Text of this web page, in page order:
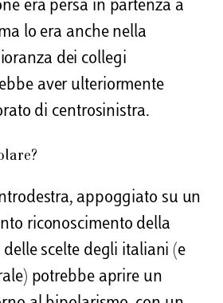
era persa in partenza a
lo era anche nella
dei collegi
aver ulteriormente
di centrosinistra.
appoggiato su un
riconoscimento della
scelte degli italiani (e
potrebbe aprire un